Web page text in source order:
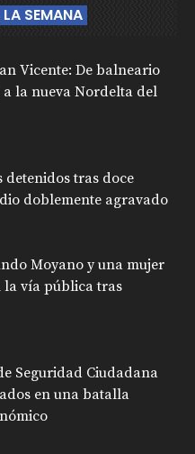
SEMANA
Vicente: De balneario
la nueva Nordelta del
detenidos tras doce
doblemente agravado
Moyano y una mujer
vía pública tras
Seguridad Ciudadana
en una batalla